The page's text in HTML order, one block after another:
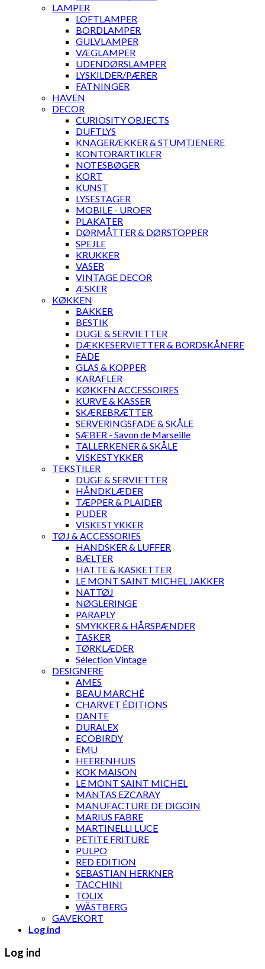
LAMPER
LOFTLAMPER
BORDLAMPER
GULVLAMPER
VÆGLAMPER
UDENDØRSLAMPER
LYSKILDER/PÆRER
FATNINGER
HAVEN
DECOR
CURIOSITY OBJECTS
DUFTLYS
KNAGERÆKKER & STUMTJENERE
KONTORARTIKLER
NOTESBØGER
KORT
KUNST
LYSESTAGER
MOBILE - UROER
PLAKATER
DØRMÅTTER & DØRSTOPPER
SPEJLE
KRUKKER
VASER
VINTAGE DECOR
ÆSKER
KØKKEN
BAKKER
BESTIK
DUGE & SERVIETTER
DÆKKESERVIETTER & BORDSKÅNERE
FADE
GLAS & KOPPER
KARAFLER
KØKKEN ACCESSOIRES
KURVE & KASSER
SKÆREBRÆTTER
SERVERINGSFADE & SKÅLE
SÆBER - Savon de Marseille
TALLERKENER & SKÅLE
VISKESTYKKER
TEKSTILER
DUGE & SERVIETTER
HÅNDKLÆDER
TÆPPER & PLAIDER
PUDER
VISKESTYKKER
TØJ & ACCESSORIES
HANDSKER & LUFFER
BÆLTER
HATTE & KASKETTER
LE MONT SAINT MICHEL JAKKER
NATTØJ
NØGLERINGE
PARAPLY
SMYKKER & HÅRSPÆNDER
TASKER
TØRKLÆDER
Sélection Vintage
DESIGNERE
AMES
BEAU MARCHÉ
CHARVET ÉDITIONS
DANTE
DURALEX
ECOBIRDY
EMU
HEERENHUIS
KOK MAISON
LE MONT SAINT MICHEL
MANTAS EZCARAY
MANUFACTURE DE DIGOIN
MARIUS FABRE
MARTINELLI LUCE
PETITE FRITURE
PULPO
RED EDITION
SEBASTIAN HERKNER
TACCHINI
TOLIX
WÄSTBERG
GAVEKORT
Log ind
Log ind